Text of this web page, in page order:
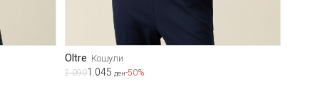
Oltre Кошули
2.0901.045 ден-50%